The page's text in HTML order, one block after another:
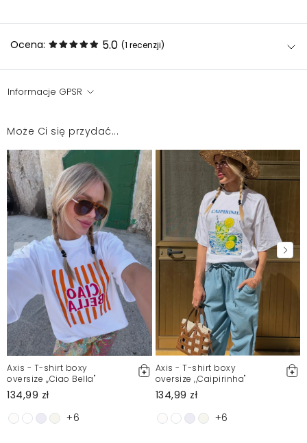
Ocena: 5.0 (1 recenzji)
Elwira
Mosquito zamieszcza wyłącznie zweryfikowane opinie
Klientów. Po moderacji publikujemy zarówno pozytywne, jak i
negatywne opinie. Więcej informacji znajdziesz w naszym
Regulaminie.
Zgłoś nielegalną treść
Informacje GPSR
Może Ci się przydać...
Axis - T-shirt boxy
oversize ,,Ciao Bella"
134,99 zł
+6
Axis - T-shirt boxy
oversize ,,Caipirinha"
134,99 zł
+6